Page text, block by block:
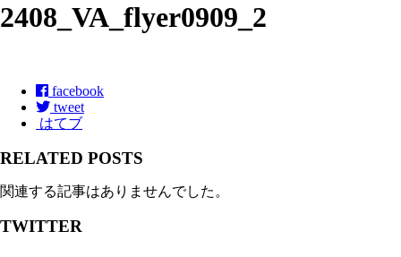
2408_VA_flyer0909_2
facebook
tweet
はてブ
RELATED POSTS
関連する記事はありませんでした。
TWITTER